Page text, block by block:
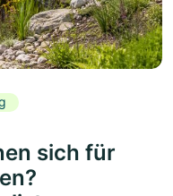
sich für